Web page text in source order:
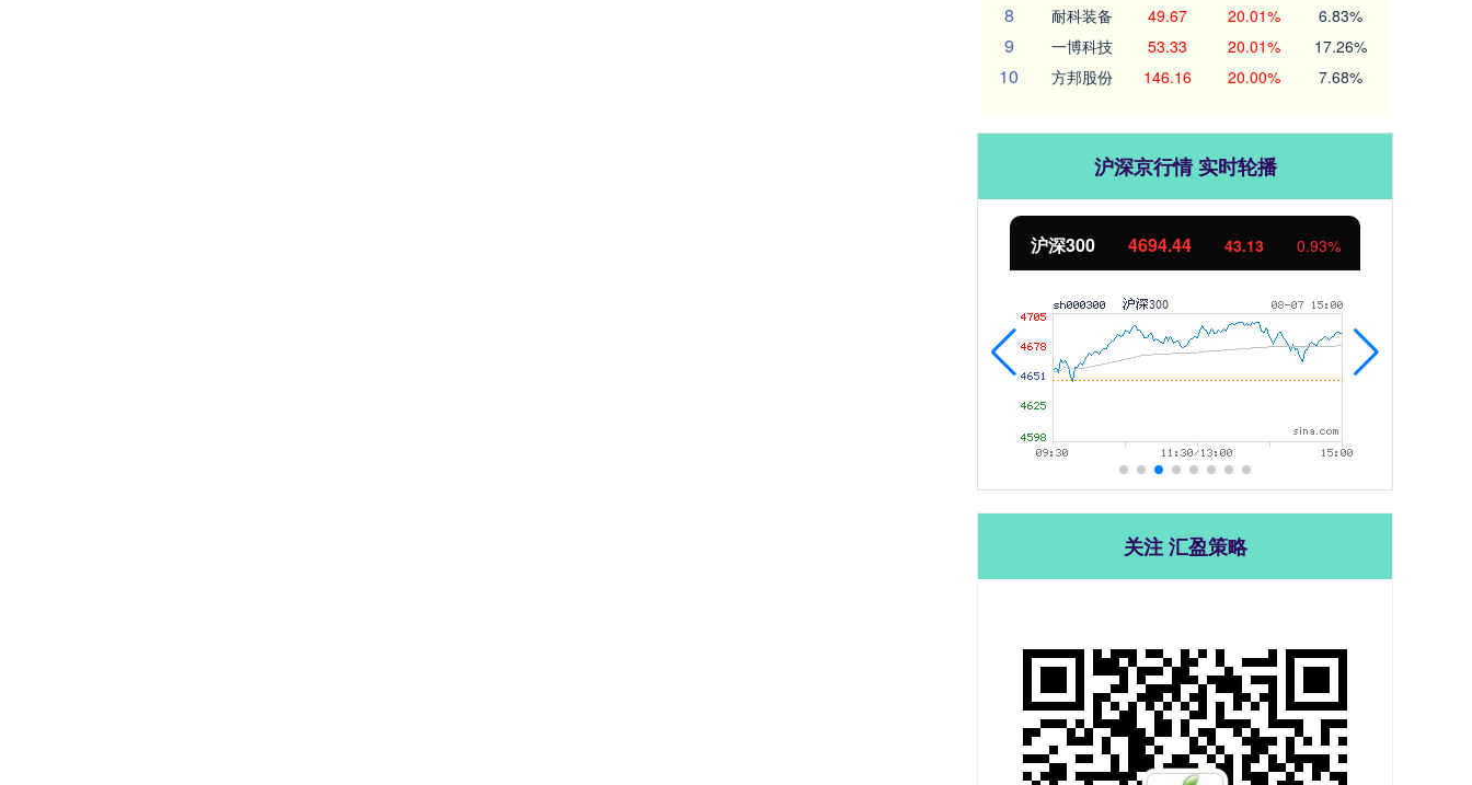
8 耐科装备 49.67 20.01% 6.83%
9 一博科技 53.33 20.01% 17.26%
10 方邦股份 146.16 20.00% 7.68%
沪深京行情 实时轮播
沪深300 4694.44 43.13 0.93%
关注 汇盈策略